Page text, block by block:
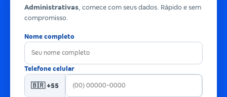
Administrativas, comece com seus dados. Rápido e sem
compromisso.
Nome completo
Telefone celular
🇧🇷 +55